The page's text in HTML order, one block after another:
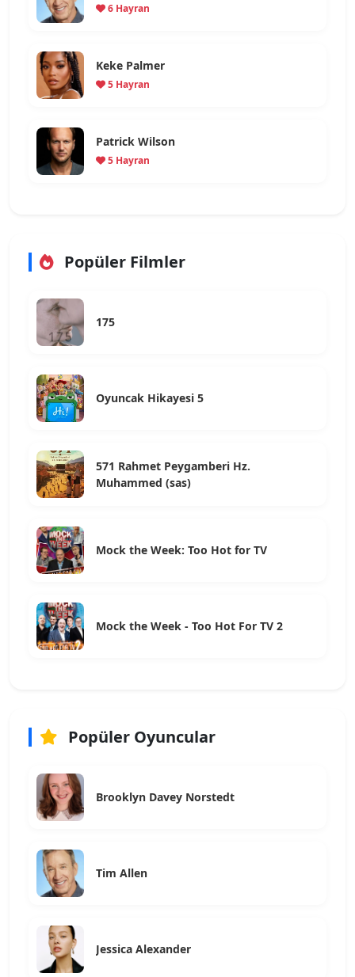
6 Hayran
Keke Palmer
5 Hayran
Patrick Wilson
5 Hayran
Popüler Filmler
175
Oyuncak Hikayesi 5
571 Rahmet Peygamberi Hz.
Muhammed (sas)
Mock the Week: Too Hot for TV
Mock the Week - Too Hot For TV 2
Popüler Oyuncular
Brooklyn Davey Norstedt
Tim Allen
Jessica Alexander